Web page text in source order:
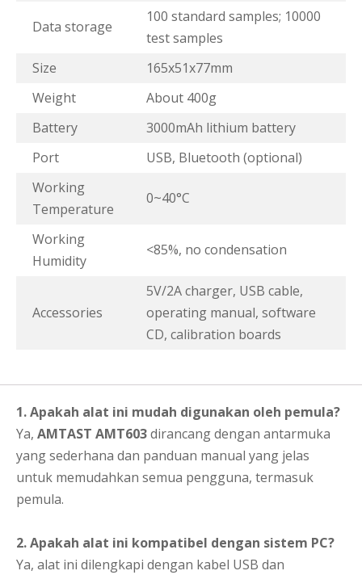
Data storage
100 standard samples; 10000
test samples
Size
165x51x77mm
Weight
About 400g
Battery
3000mAh lithium battery
Port
USB, Bluetooth (optional)
Working
Temperature
0~40°C
Working
Humidity
<85%, no condensation
Accessories
5V/2A charger, USB cable,
operating manual, software
CD, calibration boards
1. Apakah alat ini mudah digunakan oleh pemula?
Ya, AMTAST AMT603dirancang dengan antarmuka
yang sederhana dan panduan manual yang jelas
untuk memudahkan semua pengguna, termasuk
pemula.
2. Apakah alat ini kompatibel dengan sistem PC?
Ya, alat ini dilengkapi dengan kabel USB dan